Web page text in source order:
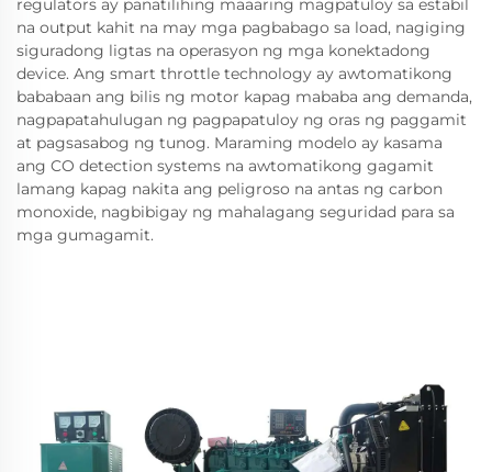
regulators ay panatilihing maaaring magpatuloy sa estabil
na output kahit na may mga pagbabago sa load, nagiging
siguradong ligtas na operasyon ng mga konektadong
device. Ang smart throttle technology ay awtomatikong
bababaan ang bilis ng motor kapag mababa ang demanda,
nagpapatahulugan ng pagpapatuloy ng oras ng paggamit
at pagsasabog ng tunog. Maraming modelo ay kasama
ang CO detection systems na awtomatikong gagamit
lamang kapag nakita ang peligroso na antas ng carbon
monoxide, nagbibigay ng mahalagang seguridad para sa
mga gumagamit.